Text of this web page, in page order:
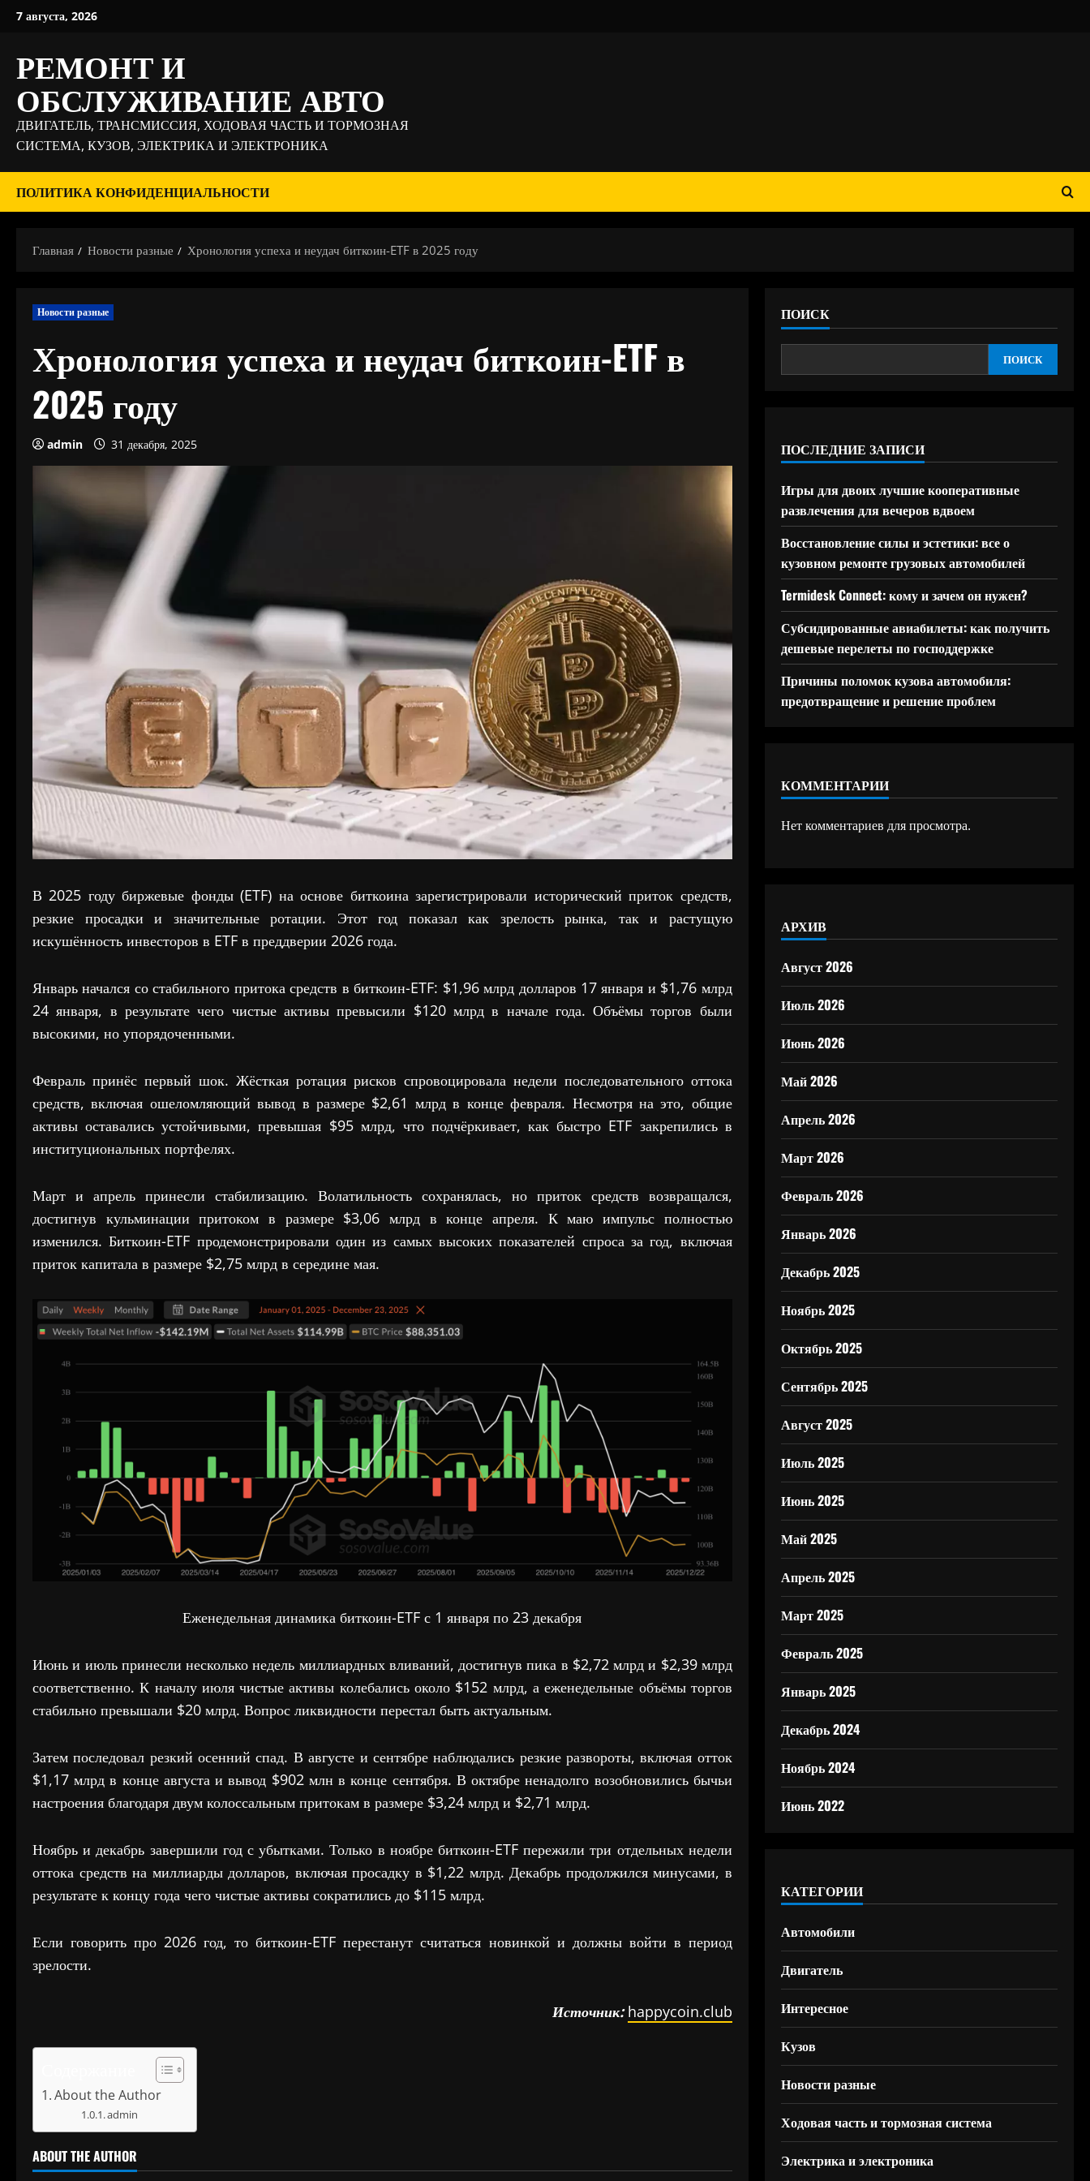
Перейти
7 августа, 2026
РЕМОНТ И
ОБСЛУЖИВАНИЕ АВТО
ДВИГАТЕЛЬ, ТРАНСМИССИЯ, ХОДОВАЯ ЧАСТЬ И ТОРМОЗНАЯ
СИСТЕМА, КУЗОВ, ЭЛЕКТРИКА И ЭЛЕКТРОНИКА
ПОЛИТИКА КОНФИДЕНЦИАЛЬНОСТИ
Главная Новости разные Хронология успеха и неудач биткоин-ETF в 2025 году
Новости разные
Хронология успеха и неудач биткоин-ETF в
2025 году
admin 31 декабря, 2025
В 2025 году биржевые фонды (ETF) на основе биткоина зарегистрировали исторический приток средств,
резкие просадки и значительные ротации. Этот год показал как зрелость рынка, так и растущую
искушённость инвесторов в ETF в преддверии 2026 года.
Январь начался со стабильного притока средств в биткоин-ETF: $1,96 млрд долларов 17 января и $1,76 млрд
24 января, в результате чего чистые активы превысили $120 млрд в начале года. Объёмы торгов были
высокими, но упорядоченными.
Февраль принёс первый шок. Жёсткая ротация рисков спровоцировала недели последовательного оттока
средств, включая ошеломляющий вывод в размере $2,61 млрд в конце февраля. Несмотря на это, общие
активы оставались устойчивыми, превышая $95 млрд, что подчёркивает, как быстро ETF закрепились в
институциональных портфелях.
Март и апрель принесли стабилизацию. Волатильность сохранялась, но приток средств возвращался,
достигнув кульминации притоком в размере $3,06 млрд в конце апреля. К маю импульс полностью
изменился. Биткоин-ETF продемонстрировали один из самых высоких показателей спроса за год, включая
приток капитала в размере $2,75 млрд в середине мая.
Еженедельная динамика биткоин-ETF с 1 января по 23 декабря
Июнь и июль принесли несколько недель миллиардных вливаний, достигнув пика в $2,72 млрд и $2,39 млрд
соответственно. К началу июля чистые активы колебались около $152 млрд, а еженедельные объёмы торгов
стабильно превышали $20 млрд. Вопрос ликвидности перестал быть актуальным.
Затем последовал резкий осенний спад. В августе и сентябре наблюдались резкие развороты, включая отток
$1,17 млрд в конце августа и вывод $902 млн в конце сентября. В октябре ненадолго возобновились бычьи
настроения благодаря двум колоссальным притокам в размере $3,24 млрд и $2,71 млрд.
Ноябрь и декабрь завершили год с убытками. Только в ноябре биткоин-ETF пережили три отдельных недели
оттока средств на миллиарды долларов, включая просадку в $1,22 млрд. Декабрь продолжился минусами, в
результате к концу года чего чистые активы сократились до $115 млрд.
Если говорить про 2026 год, то биткоин-ETF перестанут считаться новинкой и должны войти в период
зрелости.
Источник: happycoin.club
About the Author
admin
ABOUT THE AUTHOR
ПОИСК
ПОИСК
ПОСЛЕДНИЕ ЗАПИСИ
Игры для двоих лучшие кооперативные
развлечения для вечеров вдвоем
Восстановление силы и эстетики: все о
кузовном ремонте грузовых автомобилей
Termidesk Connect: кому и зачем он нужен?
Субсидированные авиабилеты: как получить
дешевые перелеты по господдержке
Причины поломок кузова автомобиля:
предотвращение и решение проблем
КОММЕНТАРИИ
Нет комментариев для просмотра.
АРХИВ
Август 2026
Июль 2026
Июнь 2026
Май 2026
Апрель 2026
Март 2026
Февраль 2026
Январь 2026
Декабрь 2025
Ноябрь 2025
Октябрь 2025
Сентябрь 2025
Август 2025
Июль 2025
Июнь 2025
Май 2025
Апрель 2025
Март 2025
Февраль 2025
Январь 2025
Декабрь 2024
Ноябрь 2024
Июнь 2022
КАТЕГОРИИ
Автомобили
Двигатель
Интересное
Кузов
Новости разные
Ходовая часть и тормозная система
Электрика и электроника